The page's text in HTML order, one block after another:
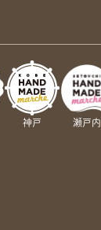
神戸 瀬戸内